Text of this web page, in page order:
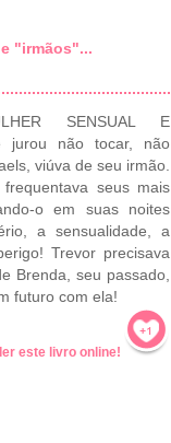
"irmãos"...
SENSUAL E
jurou não tocar, não
viúva de seu irmão.
seus mais
o em suas noites
a sensualidade, a
Trevor precisava
Brenda, seu passado,
futuro com ela!
este livro online!